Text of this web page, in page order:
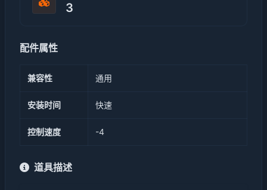
3
配件属性
兼容性 通用
安装时间 快速
控制速度 -4
道具描述